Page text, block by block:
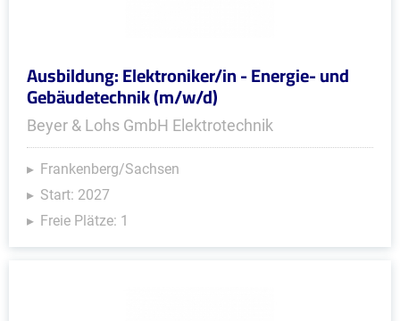
Ausbildung: Elektroniker/in - Energie- und
Gebäudetechnik (m/w/d)
Beyer & Lohs GmbH Elektrotechnik
Frankenberg/Sachsen
Start: 2027
Freie Plätze: 1